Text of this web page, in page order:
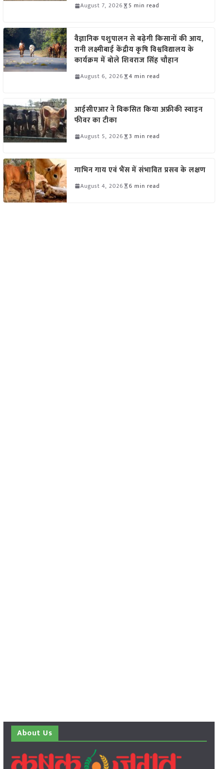
August 7, 2026 5 min read
वैज्ञानिक पशुपालन से बढ़ेगी किसानों की आय,
रानी लक्ष्मीबाई केंद्रीय कृषि विश्वविद्यालय के
कार्यक्रम में बोले शिवराज सिंह चौहान
August 6, 2026 4 min read
आईसीएआर ने विकसित किया अफ्रीकी स्वाइन
फीवर का टीका
August 5, 2026 3 min read
गाभिन गाय एवं भैंस में संभावित प्रसव के लक्षण
August 4, 2026 6 min read
About Us